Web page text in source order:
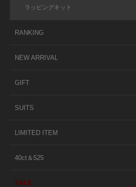
ラッピングキット
RANKING
NEW ARRIVAL
GIFT
SUITS
LIMITED ITEM
40ct＆525
SALE